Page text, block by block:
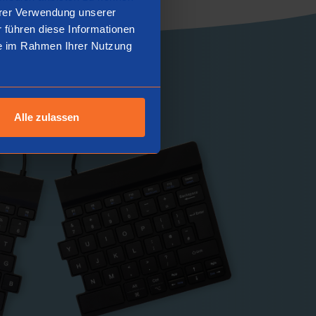
Verwendung unserer
diese Informationen
im Rahmen Ihrer Nutzung
Alle zulassen